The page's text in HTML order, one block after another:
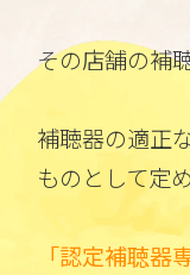
その店舗の補
補聴器の適正
ものとして定
「認定補聴器